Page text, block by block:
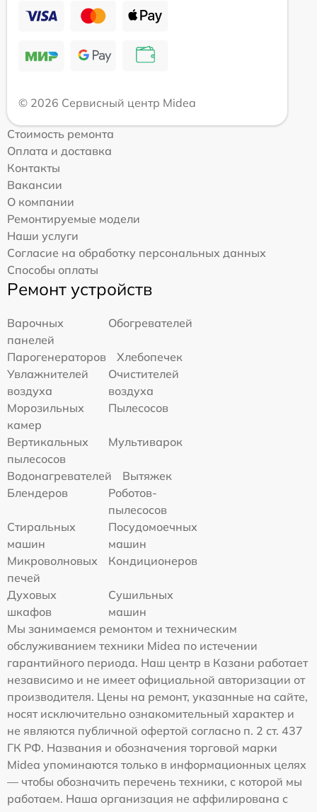
© 2026 Сервисный центр Midea
Стоимость ремонта
Оплата и доставка
Контакты
Вакансии
О компании
Ремонтируемые модели
Наши услуги
Согласие на обработку персональных данных
Способы оплаты
Ремонт устройств
Варочных
панелей
Обогревателей
Парогенераторов
Хлебопечек
Увлажнителей
воздуха
Очистителей
воздуха
Морозильных
камер
Пылесосов
Вертикальных
пылесосов
Мультиварок
Водонагревателей
Вытяжек
Блендеров
Роботов-
пылесосов
Стиральных
машин
Посудомоечных
машин
Микроволновых
печей
Кондиционеров
Духовых
шкафов
Сушильных
машин
Мы занимаемся ремонтом и техническим
обслуживанием техники Midea по истечении
гарантийного периода. Наш центр в Казани работает
независимо и не имеет официальной авторизации от
производителя. Цены на ремонт, указанные на сайте,
носят исключительно ознакомительный характер и
не являются публичной офертой согласно п. 2 ст. 437
ГК РФ. Названия и обозначения торговой марки
Midea упоминаются только в информационных целях
— чтобы обозначить перечень техники, с которой мы
работаем. Наша организация не аффилирована с